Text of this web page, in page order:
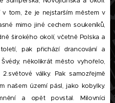
tom, že je nejstarším městem v
mimo jiné cechem soukeníků,
širokého okolí, včetně Polska a
pak přichází drancování a
několikrát město vyhořelo,
války. Pak samozřejmě
našem území pásl, jako kobylky.
a opět povstal. Milovníci